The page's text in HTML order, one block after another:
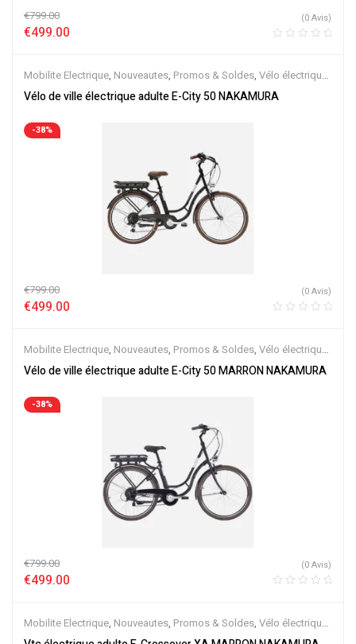
€799.00
€499.00
(0 Avis)
Mobilite Electrique, Nouveautes, Promos & Soldes, Vélo électrique
ville,Velos Electriques
Vélo de ville électrique adulte E-City 50 NAKAMURA
-38%
€799.00
€499.00
(0 Avis)
Mobilite Electrique, Nouveautes, Promos & Soldes, Vélo électrique
ville, Velos Electriques
Vélo de ville électrique adulte E-City 50 MARRON NAKAMURA
-38%
€799.00
€499.00
(0 Avis)
Mobilite Electrique, Nouveautes, Promos & Soldes, Vélo électrique
ville,Velos Electriques, VTC Electrique